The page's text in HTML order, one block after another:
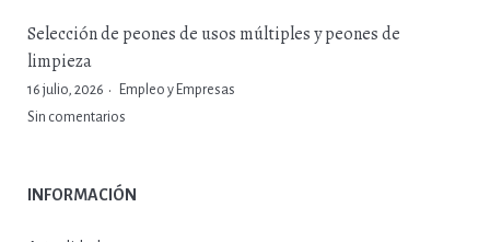
Selección de peones de usos múltiples y peones de
limpieza
16 julio, 2026
Empleo y Empresas
Sin comentarios
INFORMACIÓN